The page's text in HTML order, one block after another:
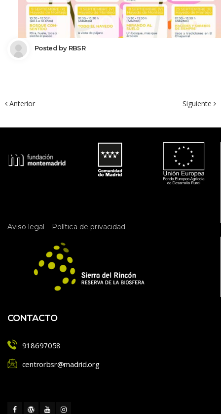
Posted by RBSR
Anterior Siguiente
Aviso legal Política de privacidad
CONTACTO
918697058
centrorbsr@madrid.org